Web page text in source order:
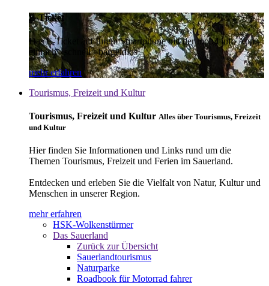
E-Ticket
Das E-Ticket auf Ihrem Smartphone mit der mobil info App -
einfach - schnell - bargeldlos
mehr erfahren
Tourismus, Freizeit und Kultur
Tourismus, Freizeit und Kultur Alles über Tourismus, Freizeit
und Kultur
Hier finden Sie Informationen und Links rund um die
Themen Tourismus, Freizeit und Ferien im Sauerland.
Entdecken und erleben Sie die Vielfalt von Natur, Kultur und
Menschen in unserer Region.
mehr erfahren
HSK-Wolkenstürmer
Das Sauerland
Zurück zur Übersicht
Sauerlandtourismus
Naturparke
Roadbook für Motorrad fahrer